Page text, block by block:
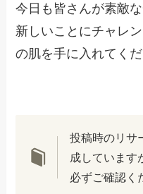
今日も皆さんが素敵
新しいことにチャレ
の肌を手に入れてくだ
投稿時のリサ
成しています
必ずご確認く